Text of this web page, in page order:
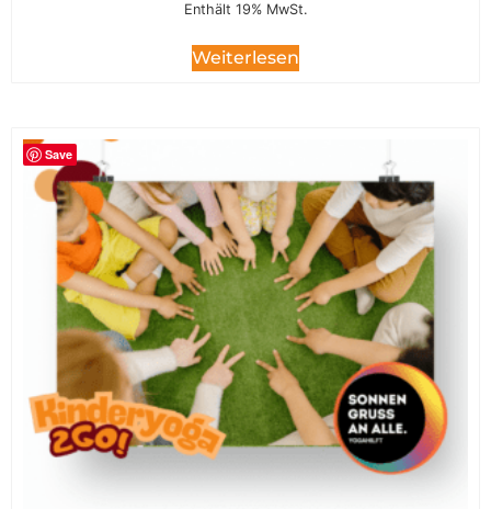
Enthält 19% MwSt.
Weiterlesen
Save